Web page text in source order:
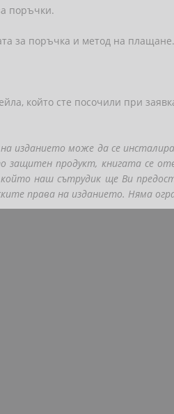
поръчки.
за поръчка и метод на плащане.
който сте посочили при
изданието може да се
защитен продукт, книгата се
наш сътрудик ще Ви
права на изданието. Няма